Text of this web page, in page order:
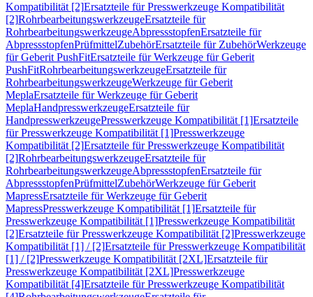
Kompatibilität [2]Ersatzteile für Presswerkzeuge Kompatibilität
[2]RohrbearbeitungswerkzeugeErsatzteile für
RohrbearbeitungswerkzeugeAbpressstopfenErsatzteile für
AbpressstopfenPrüfmittelZubehörErsatzteile für ZubehörWerkzeuge
für Geberit PushFitErsatzteile für Werkzeuge für Geberit
PushFitRohrbearbeitungswerkzeugeErsatzteile für
RohrbearbeitungswerkzeugeWerkzeuge für Geberit
MeplaErsatzteile für Werkzeuge für Geberit
MeplaHandpresswerkzeugeErsatzteile für
HandpresswerkzeugePresswerkzeuge Kompatibilität [1]Ersatzteile
für Presswerkzeuge Kompatibilität [1]Presswerkzeuge
Kompatibilität [2]Ersatzteile für Presswerkzeuge Kompatibilität
[2]RohrbearbeitungswerkzeugeErsatzteile für
RohrbearbeitungswerkzeugeAbpressstopfenErsatzteile für
AbpressstopfenPrüfmittelZubehörWerkzeuge für Geberit
MapressErsatzteile für Werkzeuge für Geberit
MapressPresswerkzeuge Kompatibilität [1]Ersatzteile für
Presswerkzeuge Kompatibilität [1]Presswerkzeuge Kompatibilität
[2]Ersatzteile für Presswerkzeuge Kompatibilität [2]Presswerkzeuge
Kompatibilität [1] / [2]Ersatzteile für Presswerkzeuge Kompatibilität
[1] / [2]Presswerkzeuge Kompatibilität [2XL]Ersatzteile für
Presswerkzeuge Kompatibilität [2XL]Presswerkzeuge
Kompatibilität [4]Ersatzteile für Presswerkzeuge Kompatibilität